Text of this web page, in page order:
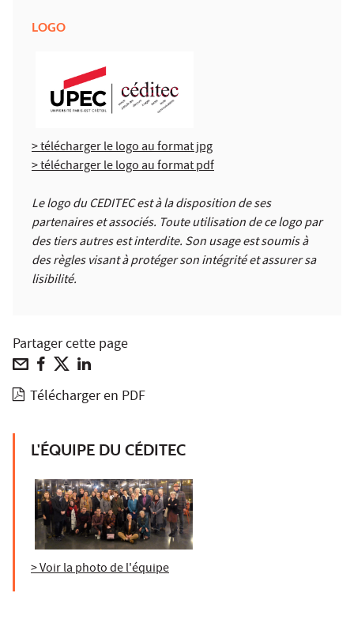
LOGO
> télécharger le logo au format jpg
> télécharger le logo au format pdf
Le logo du CEDITEC est à la disposition de ses
partenaires et associés. Toute utilisation de ce logo par
des tiers autres est interdite. Son usage est soumis à
des règles visant à protéger son intégrité et assurer sa
lisibilité.
Partager cette page
Télécharger en PDF
L'ÉQUIPE DU CÉDITEC
> Voir la photo de l'équipe